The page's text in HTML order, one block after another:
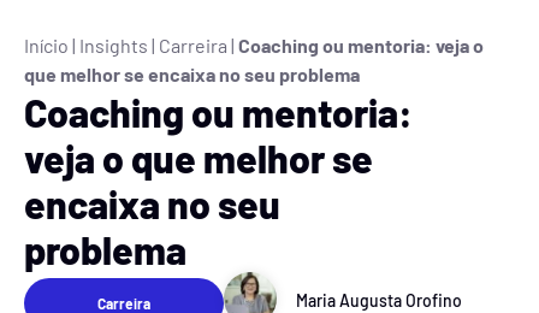
Início | Insights | Carreira | Coaching ou mentoria: veja o
que melhor se encaixa no seu problema
Coaching ou mentoria:
veja o que melhor se
encaixa no seu
problema
Carreira Maria Augusta Orofino